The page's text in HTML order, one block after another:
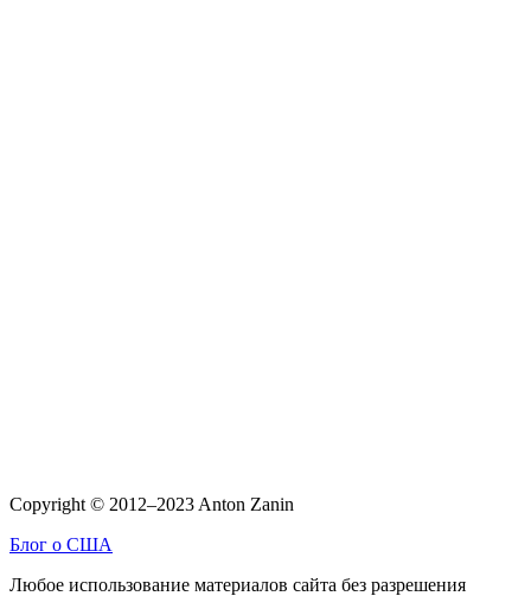
Copyright © 2012–2023 Anton Zanin
Блог о США
Любое использование материалов сайта без разрешения